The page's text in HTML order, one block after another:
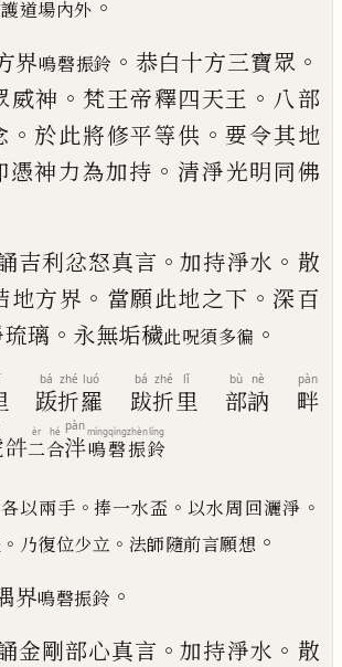
道場內外 。
界鳴磬振鈴 。 恭白十方三寶眾 。
威神 。 梵王帝釋四天王 。 八部
。 於此將修平等供 。 要令其地
憑神力為加持 。 清淨光明同佛
吉利忿怒真言 。 加持淨水 。 散
地方界 。 當願此地之下 。 深百
璃 。 永無垢穢此呪須多徧 。
䟦
bá
折
zhé
羅
luó
跋
bá
折
zhé
里
lǐ
部
bù
訥
nè
畔
pàn
𤙖二
èr
合
hé
泮
pàn
鳴
míng
磬
qìng
振
zhèn
鈴
líng
各以兩手 。 捧一水盃 。 以水周回灑淨 。
。 乃復位少立 。 法師隨前言願想 。
界鳴磬振鈴 。
金剛部心真言 。 加持淨水 。 散